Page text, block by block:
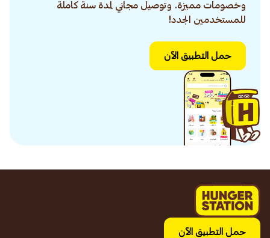
وخصومات مميزة. وتوصيل مجاني لمدة سنة كاملة
للمستخدمين الجدد!
حمل التطبيق الآن
حمل التطبيق الآن